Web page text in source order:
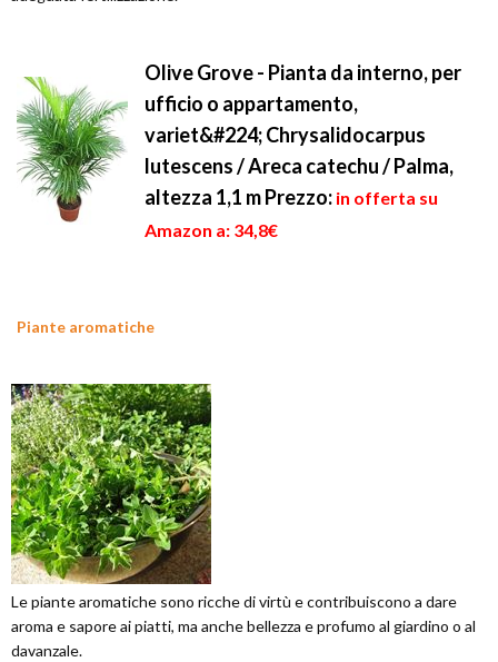
Olive Grove - Pianta da interno, per
ufficio o appartamento,
variet&#224; Chrysalidocarpus
lutescens / Areca catechu / Palma,
altezza 1,1 mPrezzo: in offerta su
Amazon a: 34,8€
Piante aromatiche
Le piante aromatiche sono ricche di virtù e contribuiscono a dare
aroma e sapore ai piatti, ma anche bellezza e profumo al giardino o al
davanzale.